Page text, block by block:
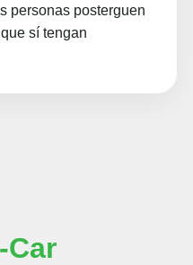
personas posterguen
sí tengan
Car